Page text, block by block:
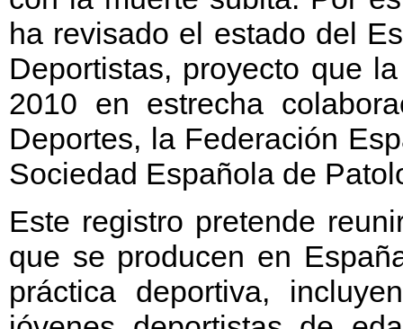
ha revisado el estado del
Deportistas, proyecto que
2010 en estrecha
Deportes, la Federación
Sociedad Española de
Este registro pretende
que se producen en
práctica deportiva,